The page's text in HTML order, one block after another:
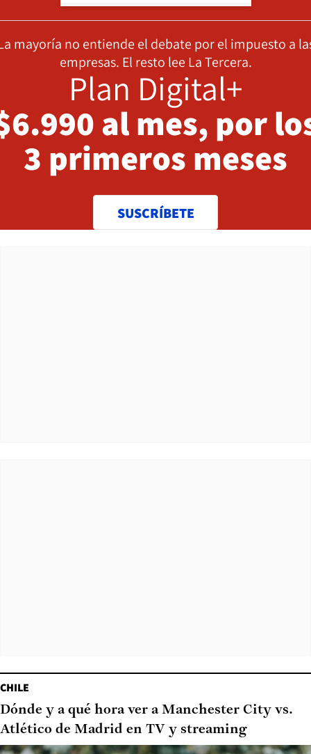
mayoría no entiende el debate por el impuesto a
empresas. El resto lee La Tercera.
Plan Digital+
al mes, por
3 primeros meses
SUSCRÍBETE
CHILE
Dónde y a qué hora ver a Manchester City vs.
Atlético de Madrid en TV y streaming